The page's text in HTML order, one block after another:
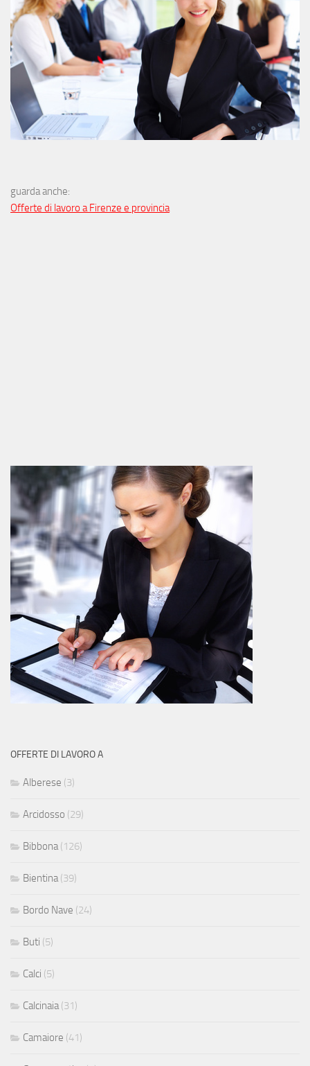
guarda anche:
Offerte di lavoro a Firenze e provincia
OFFERTE DI LAVORO A
Alberese (3)
Arcidosso (29)
Bibbona (126)
Bientina (39)
Bordo Nave (24)
Buti (5)
Calci (5)
Calcinaia (31)
Camaiore (41)